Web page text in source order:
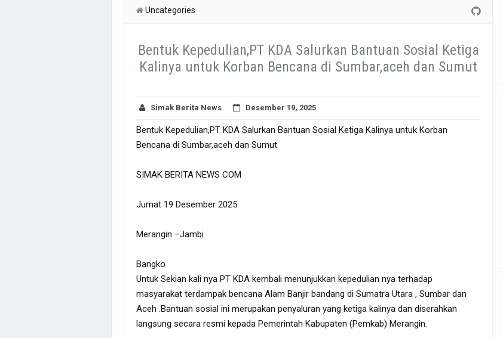
Uncategories
Bentuk Kepedulian,PT KDA Salurkan Bantuan Sosial Ketiga
Kalinya untuk Korban Bencana di Sumbar,aceh dan Sumut
Simak Berita News Desember 19, 2025
Bentuk Kepedulian,PT KDA Salurkan Bantuan Sosial Ketiga Kalinya untuk Korban
Bencana di Sumbar,aceh dan Sumut
SIMAK BERITA NEWS COM
Jumat 19 Desember 2025
Merangin –Jambi
Bangko
Untuk Sekian kali nya PT KDA kembali menunjukkan kepedulian nya terhadap
masyarakat terdampak bencana Alam Banjir bandang di Sumatra Utara , Sumbar dan
Aceh .Bantuan sosial ini merupakan penyaluran yang ketiga kalinya dan diserahkan
langsung secara resmi kepada Pemerintah Kabupaten (Pemkab) Merangin.